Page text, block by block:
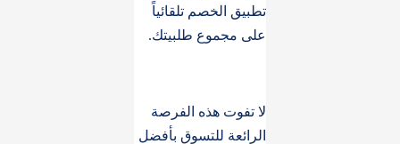
تطبيق الخصم تلقائياً
على مجموع طلبيتك.
لا تفوت هذه الفرصة
الرائعة للتسوق بأفضل